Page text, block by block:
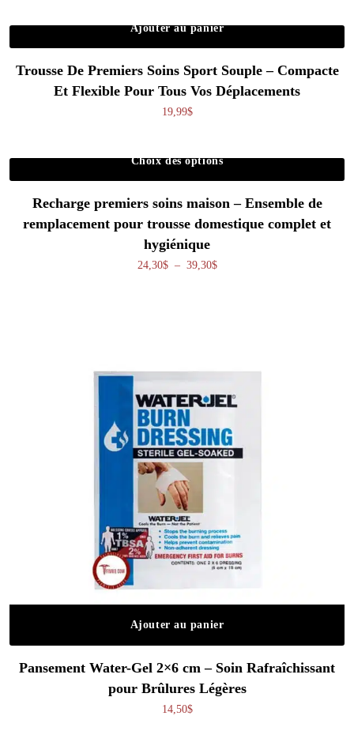
Ajouter au panier
Trousse De Premiers Soins Sport Souple – Compacte
Et Flexible Pour Tous Vos Déplacements
19,99$
Choix des options
Recharge premiers soins maison – Ensemble de
remplacement pour trousse domestique complet et
hygiénique
24,30$ – 39,30$Plage de prix : 24,30$ à
Ajouter au panier
Pansement Water-Gel 2×6 cm – Soin Rafraîchissant
pour Brûlures Légères
14,50$